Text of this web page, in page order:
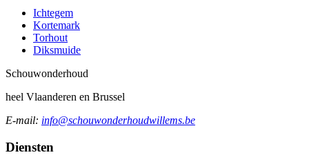
Ichtegem
Kortemark
Torhout
Diksmuide
Schouwonderhoud
heel Vlaanderen en Brussel
E-mail: info@schouwonderhoudwillems.be
Diensten